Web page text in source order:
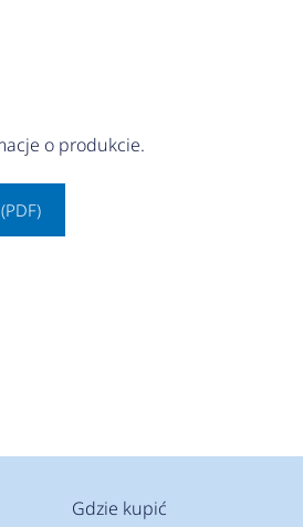
o produkcie.
Gdzie kupić